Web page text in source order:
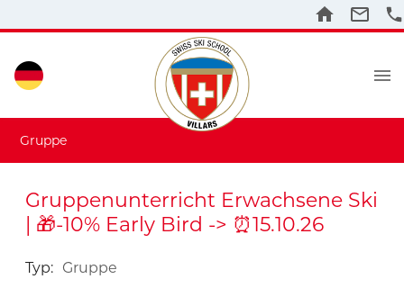
Gruppe
Gruppenunterricht Erwachsene Ski
| 🎁-10% Early Bird -> ⏰15.10.26
Typ: Gruppe